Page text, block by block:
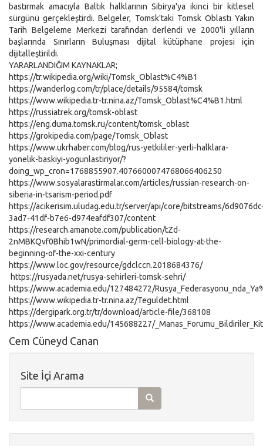
bastırmak amacıyla Baltık halklarının Sibirya'ya ikinci bir kitlesel
sürgünü gerçekleştirdi. Belgeler, Tomsk'taki Tomsk Oblastı Yakın
Tarih Belgeleme Merkezi tarafından derlendi ve 2000'li yılların
başlarında Sınırların Buluşması dijital kütüphane projesi için
dijitalleştirildi.
YARARLANDIĞIM KAYNAKLAR;
https://tr.wikipedia.org/wiki/Tomsk_Oblast%C4%B1
https://wanderlog.com/tr/place/details/95584/tomsk
https://www.wikipedia.tr-tr.nina.az/Tomsk_Oblast%C4%B1.html
https://russiatrek.org/tomsk-oblast
https://eng.duma.tomsk.ru/content/tomsk_oblast
https://grokipedia.com/page/Tomsk_Oblast
https://www.ukrhaber.com/blog/rus-yetkililer-yerli-halklara-
yonelik-baskiyi-yogunlastiriyor/?
doing_wp_cron=1768855907.4076600074768066406250
https://www.sosyalarastirmalar.com/articles/russian-research-on-
siberia-in-tsarism-period.pdf
https://acikerisim.uludag.edu.tr/server/api/core/bitstreams/
3ad7-41df-b7e6-d974eafdf307/content
https://research.amanote.com/publication/tZd-
2nMBKQvf0Bhib1wN/primordial-germ-cell-biology-at-the-
beginning-of-the-xxi-century
https://www.loc.gov/resource/gdclccn.2018684376/
https://rusyada.net/rusya-sehirleri-tomsk-sehri/
https://www.academia.edu/127484272/
https://www.wikipedia.tr-tr.nina.az/Teguldet.html
https://dergipark.org.tr/tr/download/article-file/368108
https://www.academia.edu/145688227/
Cem Cüneyd Canan
Site İçi Arama